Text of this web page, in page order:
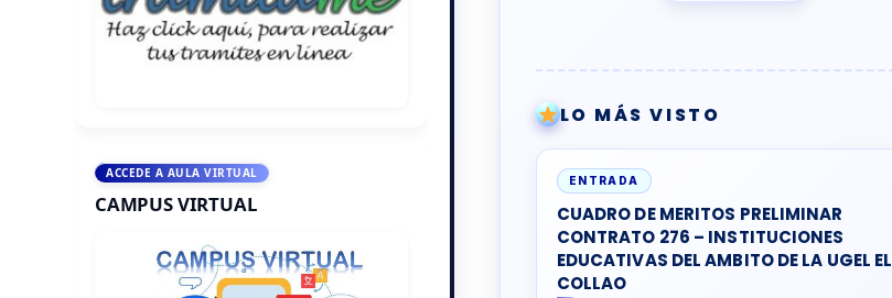
ACCEDE A AULA VIRTUAL
CAMPUS VIRTUAL
LO MÁS VISTO
ENTRADA
CUADRO DE MERITOS PRELIMINAR
CONTRATO 276 – INSTITUCIONES
EDUCATIVAS DEL AMBITO DE LA UGEL EL
COLLAO